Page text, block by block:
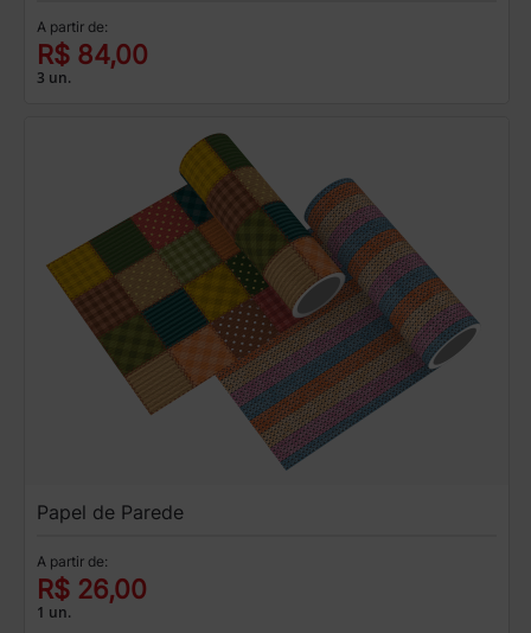
A partir de:
R$ 84,00
3 un.
Papel de Parede
A partir de:
R$ 26,00
1 un.